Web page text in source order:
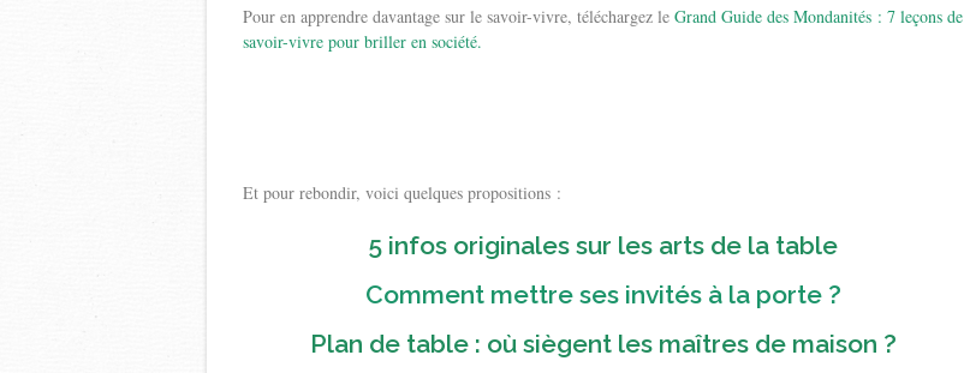
Pour en apprendre davantage sur le savoir-vivre, téléchargez le Grand Guide des Mondanités : 7 leçons de
savoir-vivre pour briller en société.
Et pour rebondir, voici quelques propositions :
5 infos originales sur les arts de la table
Comment mettre ses invités à la porte ?
Plan de table : où siègent les maîtres de maison ?